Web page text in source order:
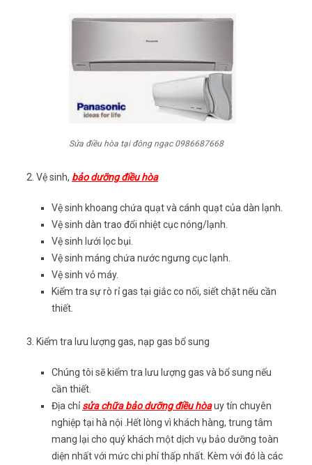
Sửa điều hòa tại đông ngạc 0986687668
2. Vệ sinh, bảo dưỡng điều hòa
Vệ sinh khoang chứa quạt và cánh quạt của dàn lạnh.
Vệ sinh dàn trao đổi nhiệt cục nóng/lạnh.
Vệ sinh lưới lọc bụi.
Vệ sinh máng chứa nước ngưng cục lạnh.
Vệ sinh vỏ máy.
Kiểm tra sự rò rỉ gas tại giắc co nối, siết chặt nếu cần
thiết.
3. Kiểm tra lưu lượng gas, nạp gas bổ sung
Chúng tôi sẽ kiểm tra lưu lượng gas và bổ sung nếu
cần thiết.
Địa chỉsửa chữa bảo dưỡng điều hòauy tín chuyên
nghiệp tại hà nội .Hết lòng vì khách hàng, trung tâm
mang lại cho quý khách một dịch vụ bảo dưỡng toàn
diện nhất với mức chi phí thấp nhất. Kèm với đó là các